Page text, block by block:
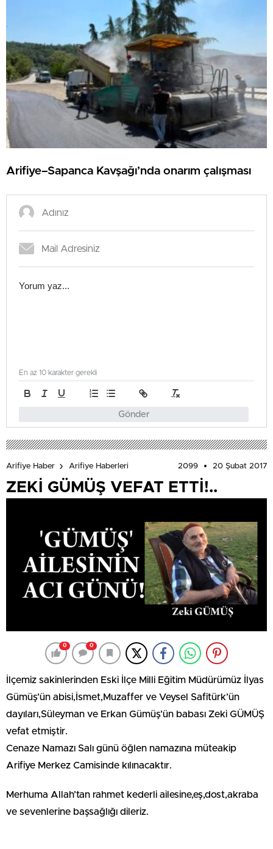
Arifiye–Sapanca Kavşağı’nda onarım çalışması
Gönder
En az 10 karakter gerekli
Arifiye Haber Arifiye Haberleri 2099 20 Şubat 2017
ZEKİ GÜMÜŞ VEFAT ETTİ!..
0 0
İlçemiz sakinlerinden Eski İlçe Milli Eğitim Müdürümüz İlyas
Gümüş’ün abisi,İsmet,Muzaffer ve Veysel Safitürk’ün
dayıları,Süleyman ve Erkan Gümüş’ün babası Zeki GÜMÜŞ
vefat etmiştir.
Cenaze Namazı Salı günü öğlen namazına müteakip
Arifiye Merkez Camisinde kılınacaktır.
Merhuma Allah’tan rahmet kederli ailesine,eş,dost,akraba
ve sevenlerine başsağlığı dileriz.